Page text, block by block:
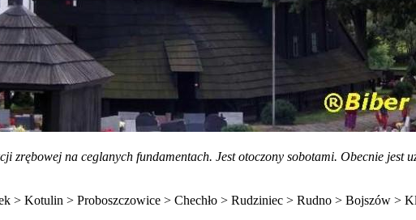
zrębowej na ceglanych fundamentach. Jest otoczony sobotami. Obecnie jest
> Kotulin > Proboszczowice > Chechło > Rudziniec > Rudno > Bojszów >